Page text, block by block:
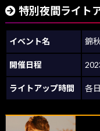
特別夜間ライト
イベント名 錦
開催日程
ライトアップ時間 各